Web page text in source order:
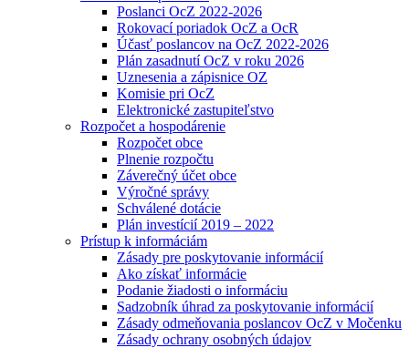
Poslanci OcZ 2022-2026
Rokovací poriadok OcZ a OcR
Účasť poslancov na OcZ 2022-2026
Plán zasadnutí OcZ v roku 2026
Uznesenia a zápisnice OZ
Komisie pri OcZ
Elektronické zastupiteľstvo
Rozpočet a hospodárenie
Rozpočet obce
Plnenie rozpočtu
Záverečný účet obce
Výročné správy
Schválené dotácie
Plán investícií 2019 – 2022
Prístup k informáciám
Zásady pre poskytovanie informácií
Ako získať informácie
Podanie žiadosti o informáciu
Sadzobník úhrad za poskytovanie informácií
Zásady odmeňovania poslancov OcZ v Močenku
Zásady ochrany osobných údajov